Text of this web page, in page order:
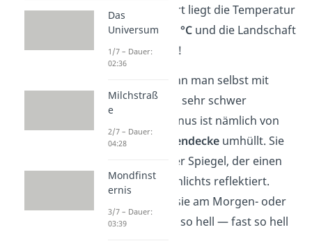
als gemütlich — dort liegt die Temperatur
dauerhaft über 400 °C und die Landschaft
ist knochentrocken!
Ihre Oberfläche kann man selbst mit
einem Teleskop nur sehr schwer
beobachten. Die Venus ist nämlich von
einer dichten
Wolkendeckeumhüllt. Sie
wirkt wie ein riesiger Spiegel, der einen
Großteil des Sonnenlichts reflektiert.
Deshalb sehen wir sie am Morgen- oder
Abendhimmel auch so hell — fast so hell
Das
Universum
1/7 – Dauer:
02:36
Milchstraß
e
2/7 – Dauer:
04:28
Mondfinst
ernis
3/7 – Dauer:
03:39